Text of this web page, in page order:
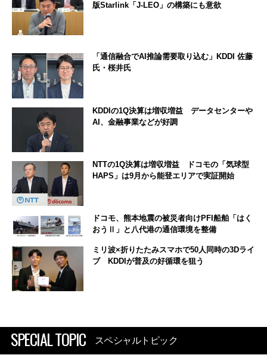
版Starlink「J-LEO」の構築にも意欲
「通信融合でAI推論需要取り込む」KDDI 佐藤
氏・桜井氏
KDDIの1Q決算は増収増益 データセンターや
AI、金融事業などが好調
NTTの1Q決算は増収増益 ドコモの「気球型
HAPS」は9月から能登エリアで実証開始
ドコモ、熊本地震の被災者向けPFI船舶「はく
おうⅡ」と八代港の通信環境を整備
ミリ波×折りたたみスマホで50人同時の3Dライ
ブ KDDIが普及の好循環を狙う
SPECIAL TOPIC スペシャルトピック